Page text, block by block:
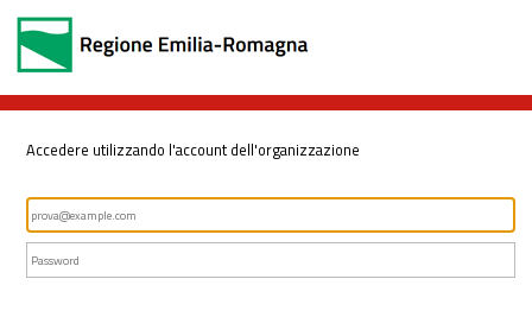
Accedere utilizzando l'account dell'organizzazione